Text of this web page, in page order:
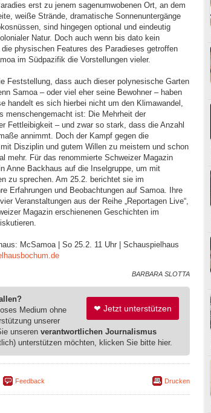
erst zu jenem sagenumwobenen Ort, an dem
weiße Strände, dramatische Sonnenuntergänge
sind hingegen optional und eindeutig
Natur. Doch auch wenn bis dato kein
physischen Features des Paradieses getroffen
im Südpazifik die Vorstellungen vieler.
Feststellung, dass auch dieser polynesische Garten
Samoa – oder viel eher seine Bewohner – haben
handelt es sich hierbei nicht um den Klimawandel,
menschengemacht ist: Die Mehrheit der
Fettleibigkeit – und zwar so stark, dass die Anzahl
annimmt. Doch der Kampf gegen die
Disziplin und gutem Willen zu meistern und schon
mehr. Für das renommierte Schweizer Magazin
Anne Backhaus auf die Inselgruppe, um mit
zu sprechen. Am 25.2. berichtet sie im
Erfahrungen und Beobachtungen auf Samoa. Ihre
Veranstaltungen aus der Reihe „Reportagen Live“,
Magazin erschienenen Geschichten im
McSamoa | So 25.2. 11 Uhr | Schauspielhaus
BARBARA SLOTTA
❤ Jetzt unterstützen
Medium ohne
unserer
unseren verantwortlichen Journalismus
unterstützen möchten, klicken Sie bitte hier.
Feedback Drucken